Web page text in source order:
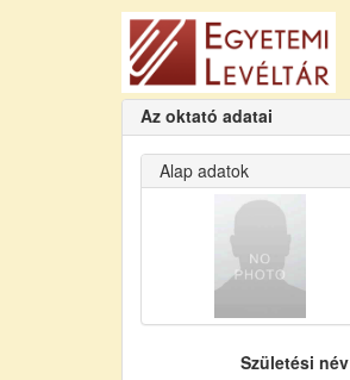
Az oktató adatai
Alap adatok
Születési név